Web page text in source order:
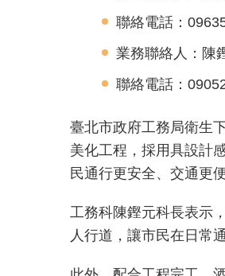
聯絡電話：
業務聯絡人：陳
聯絡電話：
臺北市政府工務局衛生
美化工程，採用具設計
民通行更安全、交通更便
工務科陳鏗元科長表示
人行道，讓市民在日常